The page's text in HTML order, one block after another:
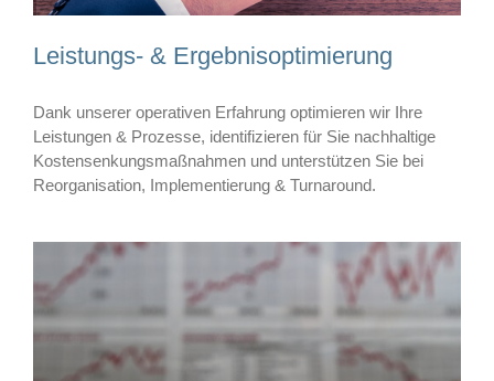
Leistungs- & Ergebnisoptimierung
Dank unserer operativen Erfahrung optimieren wir Ihre
Leistungen & Prozesse, identifizieren für Sie nachhaltige
Kostensenkungsmaßnahmen und unterstützen Sie bei
Reorganisation, Implementierung & Turnaround.